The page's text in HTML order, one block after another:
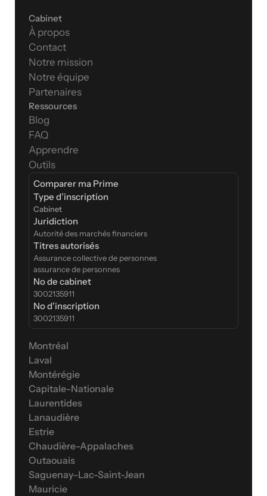
Cabinet
À propos
Contact
Notre mission
Notre équipe
Partenaires
Ressources
Blog
FAQ
Apprendre
Outils
Comparer ma Prime
Type d’inscription
Cabinet
Juridiction
Autorité des marchés financiers
Titres autorisés
Assurance collective de personnes
assurance de personnes
No de cabinet
3002135911
No d'inscription
3002135911
Montréal
Laval
Montérégie
Capitale-Nationale
Laurentides
Lanaudière
Estrie
Chaudière-Appalaches
Outaouais
Saguenay–Lac-Saint-Jean
Mauricie